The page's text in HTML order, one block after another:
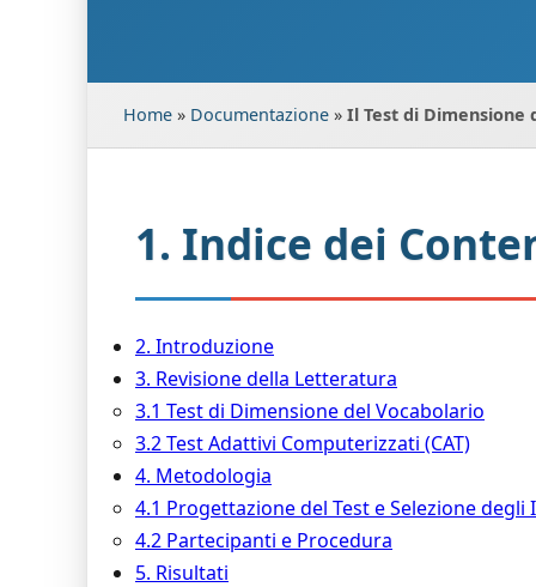
Home » Documentazione » Il Test di Dimensione
1. Indice dei
2. Introduzione
3. Revisione della Letteratura
3.1 Test di Dimensione del Vocabolario
3.2 Test Adattivi Computerizzati (CAT)
4. Metodologia
4.1 Progettazione del Test e Selezione degli
4.2 Partecipanti e Procedura
5. Risultati